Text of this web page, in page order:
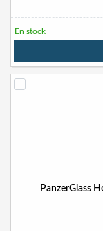
En stock
PanzerGlass